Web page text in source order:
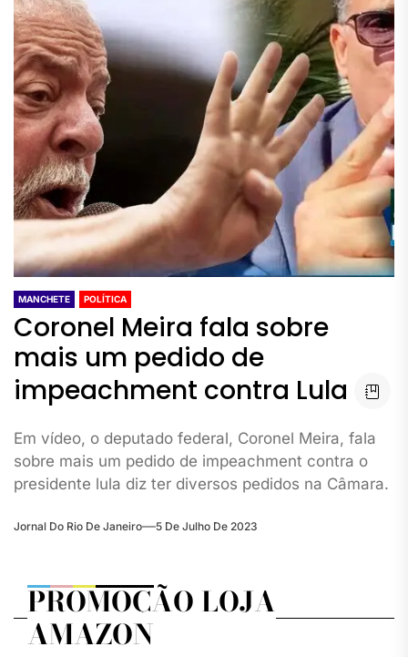
MANCHETE POLÍTICA
Coronel Meira fala sobre
mais um pedido de
impeachment contra Lula
Em vídeo, o deputado federal, Coronel Meira, fala
sobre mais um pedido de impeachment contra o
presidente lula diz ter diversos pedidos na Câmara.
Jornal Do Rio De Janeiro 5 De Julho De 2023
PROMOÇÃO LOJA
AMAZON